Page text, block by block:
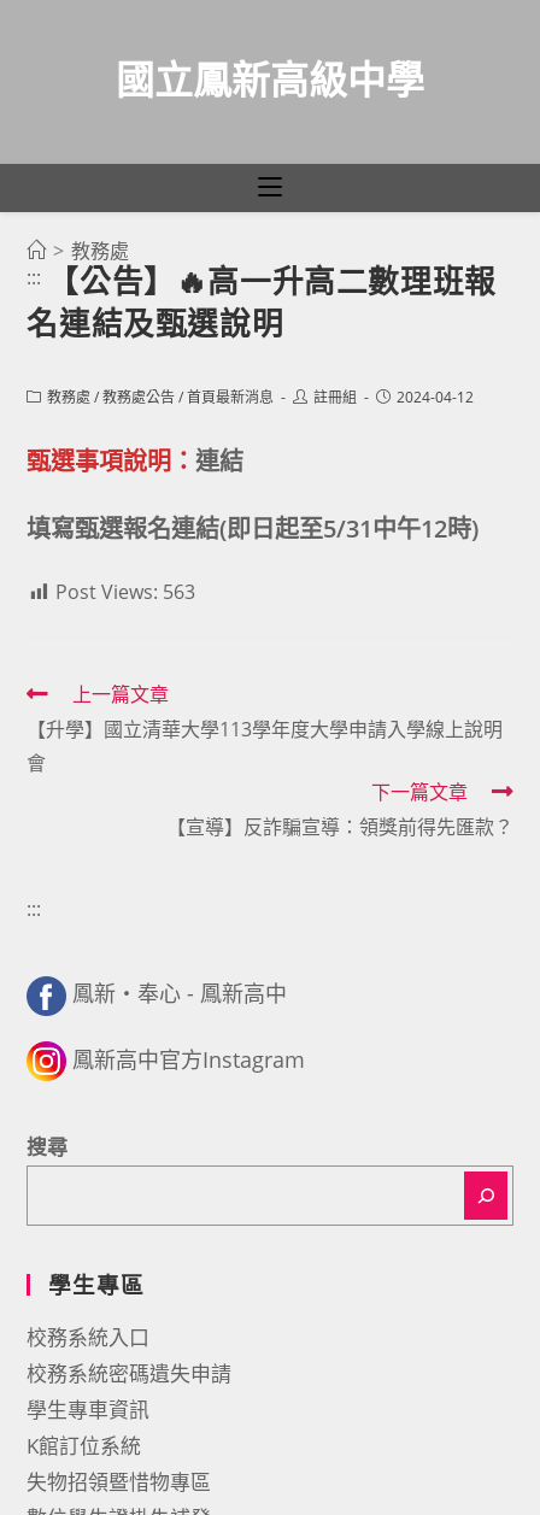
國立鳳新高級中學
> 教務處
:::
【公告】🔥高一升高二數理班報
名連結及甄選說明
Post教務處 / 教務處公告 / 首頁最新消息
Post註冊組
Post2024-04-12
甄選事項說明：連結
填寫甄選報名連結(即日起至5/31中午12時)
Post Views: 563
Read
more
articles
上一篇文章
【升學】國立清華大學113學年度大學申請入學線上說明
會
下一篇文章
【宣導】反詐騙宣導：領獎前得先匯款？
:::
鳳新・奉心 - 鳳新高中
鳳新高中官方Instagram
搜尋
學生專區
校務系統入口
校務系統密碼遺失申請
學生專車資訊
K館訂位系統
失物招領暨惜物專區